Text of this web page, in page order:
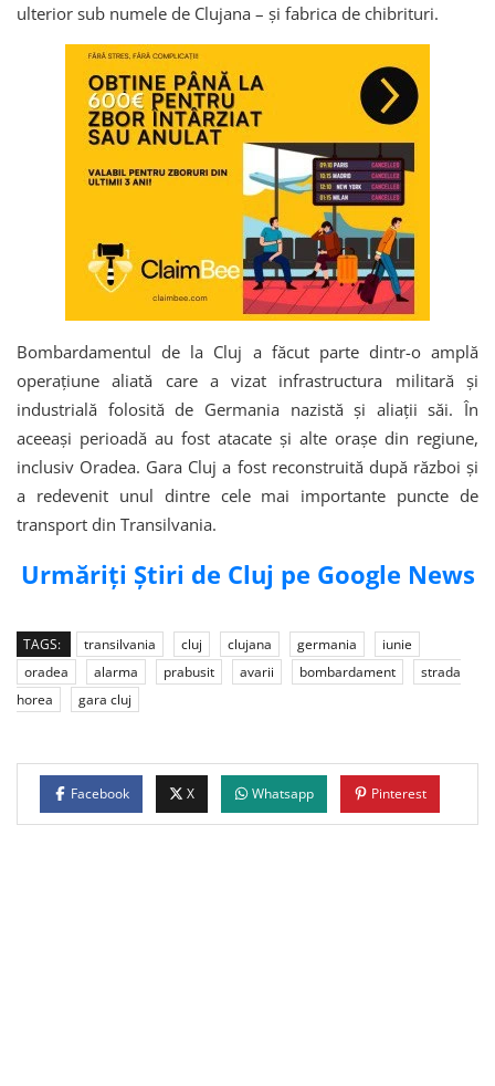
ulterior sub numele de Clujana – și fabrica de chibrituri.
Bombardamentul de la Cluj a făcut parte dintr-o amplă
operațiune aliată care a vizat infrastructura militară și
industrială folosită de Germania nazistă și aliații săi. În
aceeași perioadă au fost atacate și alte orașe din regiune,
inclusiv Oradea. Gara Cluj a fost reconstruită după război și
a redevenit unul dintre cele mai importante puncte de
transport din Transilvania.
Urmăriți Știri de Cluj pe Google News
TAGS: transilvania cluj clujana germania
iunie
oradea
alarma prabusit avarii bombardament
strada
horea
gara cluj
Facebook X Whatsapp Pinterest